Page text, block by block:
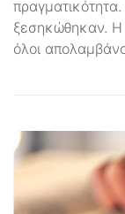
ξεσηκώθηκαν.
όλοι